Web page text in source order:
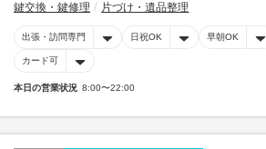
鍵交換・鍵修理
片づけ・遺品整理
出張・訪問専門 日祝OK 早朝OK
カード可
本日の営業状況 8:00〜22:00